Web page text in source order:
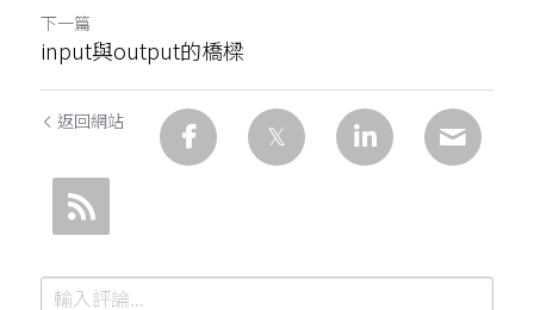
下一篇
input與output的橋樑
返回網站